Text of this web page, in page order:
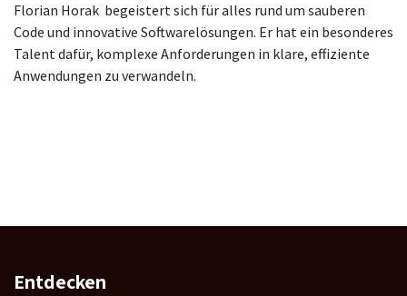
Florian Horak begeistert sich für alles rund um sauberen
Code und innovative Softwarelösungen. Er hat ein besonderes
Talent dafür, komplexe Anforderungen in klare, effiziente
Anwendungen zu verwandeln.
Entdecken